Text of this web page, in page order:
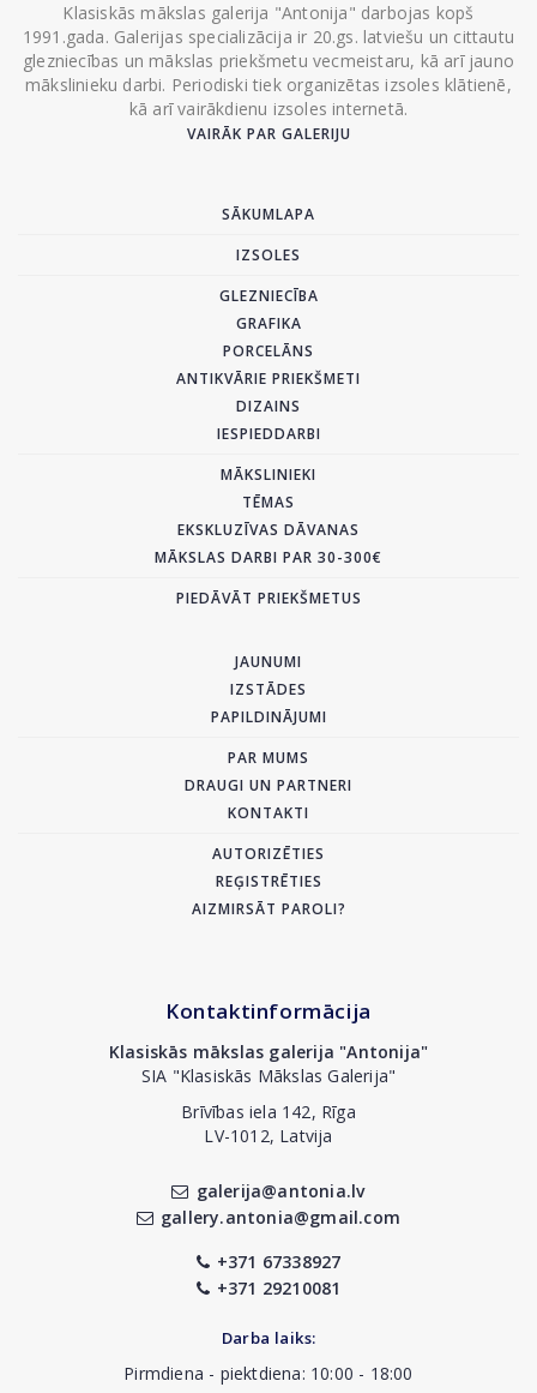
Klasiskās mākslas galerija "Antonija" darbojas kopš
1991.gada. Galerijas specializācija ir 20.gs. latviešu un cittautu
glezniecības un mākslas priekšmetu vecmeistaru, kā arī jauno
mākslinieku darbi. Periodiski tiek organizētas izsoles klātienē,
kā arī vairākdienu izsoles internetā.
VAIRĀK PAR GALERIJU
SĀKUMLAPA
IZSOLES
GLEZNIECĪBA
GRAFIKA
PORCELĀNS
ANTIKVĀRIE PRIEKŠMETI
DIZAINS
IESPIEDDARBI
MĀKSLINIEKI
TĒMAS
EKSKLUZĪVAS DĀVANAS
MĀKSLAS DARBI PAR 30-300€
PIEDĀVĀT PRIEKŠMETUS
JAUNUMI
IZSTĀDES
PAPILDINĀJUMI
PAR MUMS
DRAUGI UN PARTNERI
KONTAKTI
AUTORIZĒTIES
REĢISTRĒTIES
AIZMIRSĀT PAROLI?
Kontaktinformācija
Klasiskās mākslas galerija "Antonija"
SIA "Klasiskās Mākslas Galerija"
Brīvības iela 142, Rīga
LV-1012, Latvija
galerija@antonia.lv
gallery.antonia@gmail.com
+371 67338927
+371 29210081
Darba laiks:
Pirmdiena - piektdiena: 10:00 - 18:00